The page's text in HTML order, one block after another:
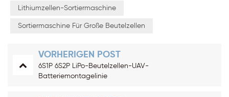
Lithiumzellen-Sortiermaschine
Sortiermaschine Für Große Beutelzellen
VORHERIGEN POST
6S1P 6S2P LiPo-Beutelzellen-UAV-
Batteriemontagelinie